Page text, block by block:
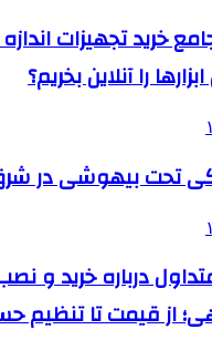
خرید تجهیزات
را آنلاین بخریم؟
تحت بیهوشی در
درباره خرید و
از قیمت تا تنظیم